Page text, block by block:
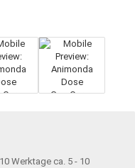
ca. 5 - 10